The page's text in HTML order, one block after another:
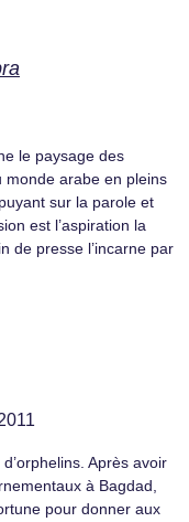
le paysage des
monde arabe en pleins
sur la parole et
est l’aspiration la
de presse l’incarne par
Après avoir
à Bagdad,
pour donner aux